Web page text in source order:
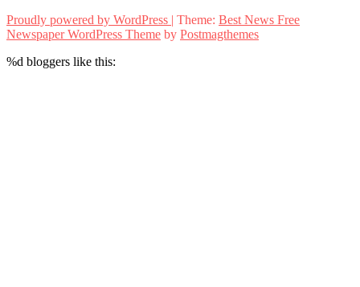
Proudly powered by WordPress | Theme: Best News Free
Newspaper WordPress Theme by Postmagthemes
%d bloggers like this: